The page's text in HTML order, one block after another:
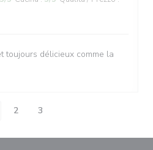
toujours délicieux comme la
2 3